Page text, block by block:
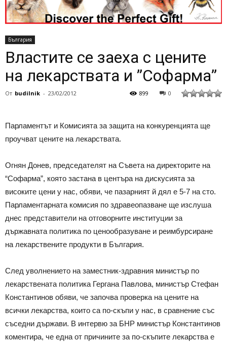
България
Властите се заеха с цените
на лекарствата и ”Софарма”
От budilnik - 23/02/2012 0
899
Парламентът и Комисията за защита на конкуренцията ще
проучват цените на лекарствата.
Огнян Донев, председателят на Съвета на директорите на
“Софарма”, която застана в центъра на дискусията за
високите цени у нас, обяви, че пазарният й дял е 5-7 на сто.
Парламентарната комисия по здравеопазване ще изслуша
днес представители на отговорните институции за
държавната политика по ценообразуване и реимбурсиране
на лекарствените продукти в България.
След уволнението на заместник-здравния министър по
лекарствената политика Гергана Павлова, министър Стефан
Константинов обяви, че започва проверка на цените на
всички лекарства, които са по-скъпи у нас, в сравнение със
съседни държави. В интервю за БНР министър Константинов
коментира, че една от причините за по-скъпите лекарства е